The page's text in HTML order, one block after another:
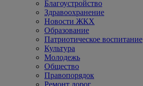
Благоустройство
Здравоохранение
Новости ЖКХ
Образование
Патриотическое воспитание
Культура
Молодежь
Общество
Правопорядок
Ремонт дорог